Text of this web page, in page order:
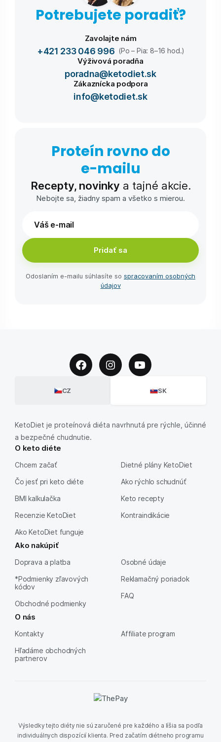
Potrebujete poradiť?
Zavolajte nám
+421 233 046 996 (Po – Pia: 8–16 hod.)
Výživová poradňa
poradna@ketodiet.sk
Zákaznícka podpora
info@ketodiet.sk
Proteín rovno do
e-⁠mailu
Recepty, novinky a tajné akcie.
Nebojte sa, žiadny spam a všetko s mierou.
Pridať sa
Odoslaním e-⁠mailu súhlasíte so spracovaním osobných
údajov
CZ SK
KetoDiet je proteínová diéta navrhnutá pre rýchle, účinné
a bezpečné chudnutie.
O keto diéte
Chcem začať
Čo jesť pri keto diéte
BMI kalkulačka
Recenzie KetoDiet
Ako KetoDiet funguje
Dietné plány KetoDiet
Ako rýchlo schudnúť
Keto recepty
Kontraindikácie
Ako nakúpiť
Doprava a platba
*Podmienky zľavových
kódov
Obchodné podmienky
Osobné údaje
Reklamačný poriadok
FAQ
O nás
Kontakty
Hľadáme obchodných
partnerov
Affiliate program
Výsledky tejto diéty nie sú zaručené pre každého a líšia sa podľa
individuálnych dispozícií klienta. Pred začatím diétneho programu